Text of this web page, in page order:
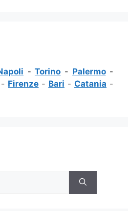
-Torino - Palermo-
- Firenze - Bari - Catania -